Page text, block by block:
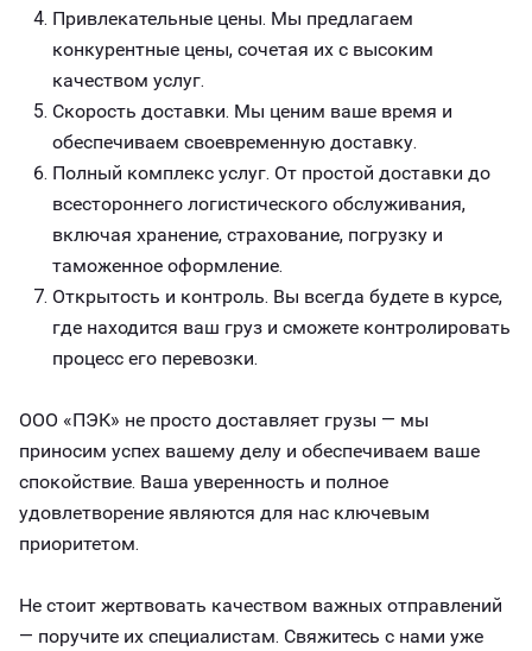
Привлекательные цены. Мы предлагаем
конкурентные цены, сочетая их с высоким
качеством услуг.
Скорость доставки. Мы ценим ваше время и
обеспечиваем своевременную доставку.
Полный комплекс услуг. От простой доставки до
всестороннего логистического обслуживания,
включая хранение, страхование, погрузку и
таможенное оформление.
Открытость и контроль. Вы всегда будете в курсе,
где находится ваш груз и сможете контролировать
процесс его перевозки.
ООО «ПЭК» не просто доставляет грузы — мы
приносим успех вашему делу и обеспечиваем ваше
спокойствие. Ваша уверенность и полное
удовлетворение являются для нас ключевым
приоритетом.
Не стоит жертвовать качеством важных отправлений
— поручите их специалистам. Свяжитесь с нами уже